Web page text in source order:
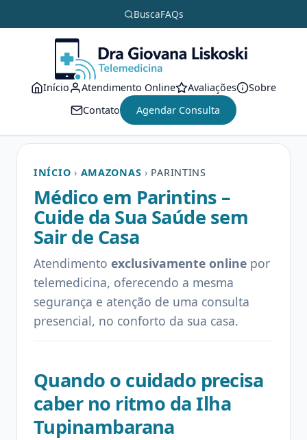
BuscaFAQs
Início Atendimento Online Avaliações
Sobre
Contato
Agendar Consulta
INÍCIO › AMAZONAS › PARINTINS
Médico em Parintins –
Cuide da Sua Saúde sem
Sair de Casa
Atendimento exclusivamente online por
telemedicina, oferecendo a mesma
segurança e atenção de uma consulta
presencial, no conforto da sua casa.
Quando o cuidado precisa
caber no ritmo da Ilha
Tupinambarana